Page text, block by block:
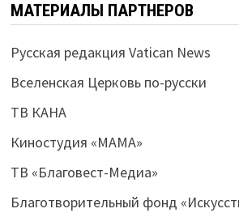
МАТЕРИАЛЫ ПАРТНЕРОВ
Русская редакция Vatican News
Вселенская Церковь по-русски
ТВ КАНА
Киностудия «МАМА»
ТВ «Благовест-Медиа»
Благотворительный фонд